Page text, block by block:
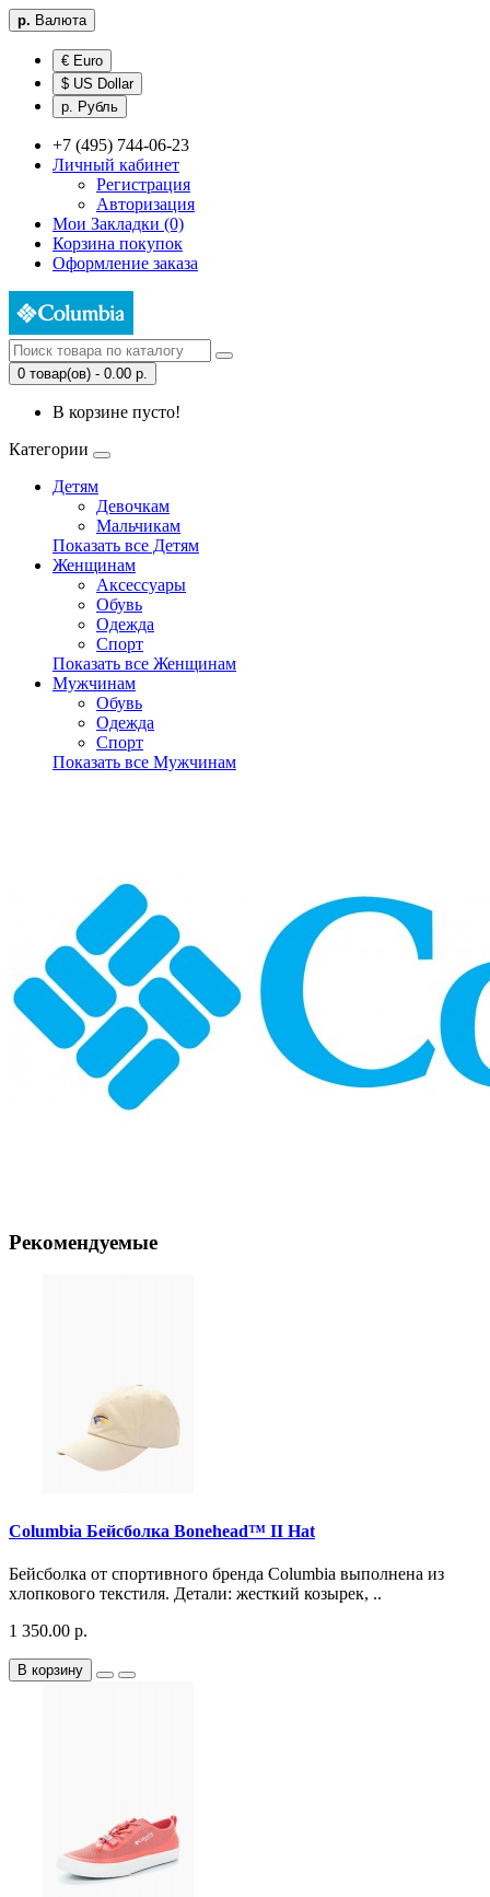
р. Валюта
€ Euro
$ US Dollar
р. Рубль
+7 (495) 744-06-23
Личный кабинет
Регистрация
Авторизация
Мои Закладки (0)
Корзина покупок
Оформление заказа
0 товар(ов) - 0.00 р.
В корзине пусто!
Категории
Детям
Девочкам
Мальчикам
Показать все Детям
Женщинам
Аксессуары
Обувь
Одежда
Спорт
Показать все Женщинам
Мужчинам
Обувь
Одежда
Спорт
Показать все Мужчинам
Рекомендуемые
Columbia Бейсболка Bonehead™ II Hat
Бейсболка от спортивного бренда Columbia выполнена из
хлопкового текстиля. Детали: жесткий козырек, ..
1 350.00 р.
В корзину